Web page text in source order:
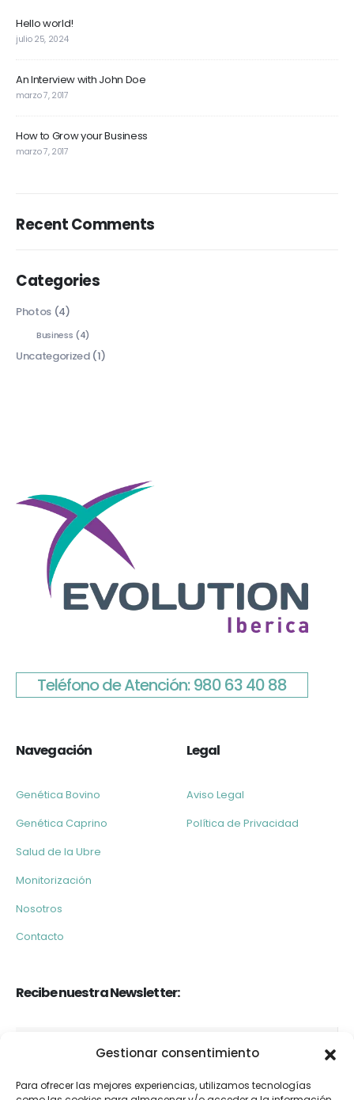
Gestionar consentimiento
Para ofrecer las mejores experiencias, utilizamos tecnologías
Hello world!
julio 25, 2024
An Interview with John Doe
marzo 7, 2017
How to Grow your Business
marzo 7, 2017
Recent Comments
Categories
Photos (4)
Business (4)
Uncategorized(1)
Teléfono de Atención: 980 63 40 88
Navegación
Genética Bovino
Genética Caprino
Salud de la Ubre
Monitorización
Nosotros
Contacto
Legal
Aviso Legal
Política de Privacidad
Recibe nuestra Newsletter: